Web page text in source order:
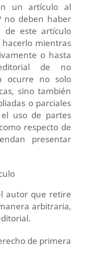
un artículo al
no deben haber
de este artículo
mientras
o hasta
de no
ocurre no solo
sino también
o parciales
uso de partes
respecto de
presentar
autor que retire
arbitraria,
de primera